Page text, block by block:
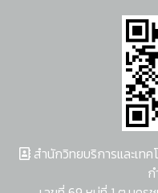
สำนักวิทยบริการและเท